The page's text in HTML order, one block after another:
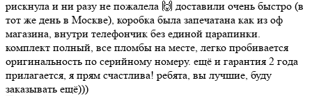
рискнула и ни разу не пожалела 🙌 доставили очень быстро (в
тот же день в Москве), коробка была запечатана как из оф
магазина, внутри телефончик без единой царапинки.
комплект полный, все пломбы на месте, легко пробивается
оригинальность по серийному номеру. ещё и гарантия 2 года
прилагается, я прям счастлива! ребята, вы лучшие, буду
заказывать ещё)))